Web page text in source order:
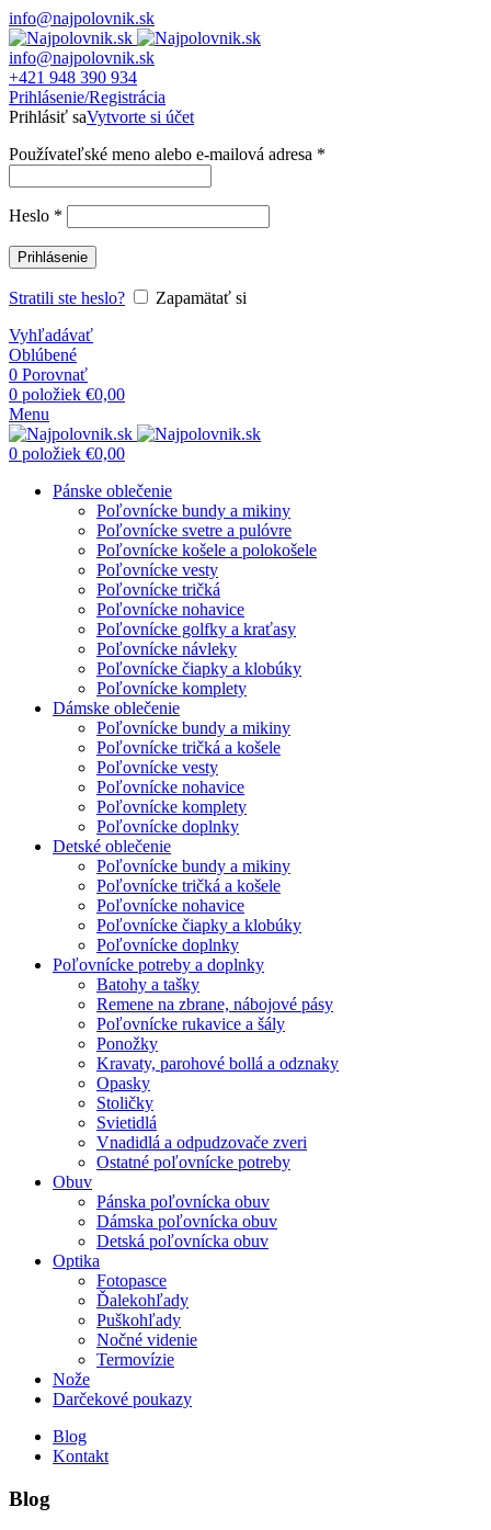
info@najpolovnik.sk
info@najpolovnik.sk
+421 948 390 934
Prihlásenie/Registrácia
Prihlásiť saVytvorte si účet
Používateľské meno alebo e-mailová adresa *
Heslo *
Prihlásenie
Stratili ste heslo?
Zapamätať si
Vyhľadávať
Oblúbené
0 Porovnať
0 položiek €0,00
Menu
0 položiek €0,00
Pánske oblečenie
Poľovnícke bundy a mikiny
Poľovnícke svetre a pulóvre
Poľovnícke košele a polokošele
Poľovnícke vesty
Poľovnícke tričká
Poľovnícke nohavice
Poľovnícke golfky a kraťasy
Poľovnícke návleky
Poľovnícke čiapky a klobúky
Poľovnícke komplety
Dámske oblečenie
Poľovnícke bundy a mikiny
Poľovnícke tričká a košele
Poľovnícke vesty
Poľovnícke nohavice
Poľovnícke komplety
Poľovnícke doplnky
Detské oblečenie
Poľovnícke bundy a mikiny
Poľovnícke tričká a košele
Poľovnícke nohavice
Poľovnícke čiapky a klobúky
Poľovnícke doplnky
Poľovnícke potreby a doplnky
Batohy a tašky
Remene na zbrane, nábojové pásy
Poľovnícke rukavice a šály
Ponožky
Kravaty, parohové bollá a odznaky
Opasky
Stoličky
Svietidlá
Vnadidlá a odpudzovače zveri
Ostatné poľovnícke potreby
Obuv
Pánska poľovnícka obuv
Dámska poľovnícka obuv
Detská poľovnícka obuv
Optika
Fotopasce
Ďalekohľady
Puškohľady
Nočné videnie
Termovízie
Nože
Darčekové poukazy
Blog
Kontakt
Blog